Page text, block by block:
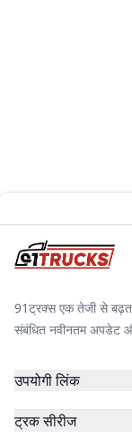
91ट्रक्स एक तेजी से बढ़ता
संबंधित नवीनतम अपडेट
उपयोगी लिंक
ट्रक सीरीज